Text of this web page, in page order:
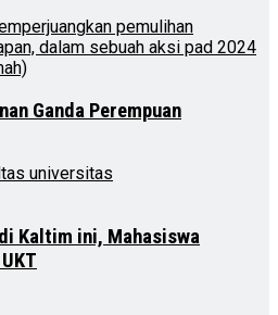
Ganda Perempuan
Kaltim ini, Mahasiswa